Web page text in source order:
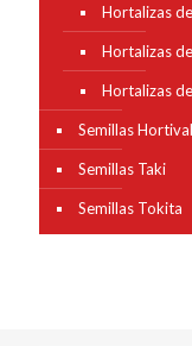
Hortalizas
Hortalizas
Hortalizas
Semillas
Semillas Taki
Semillas Tokita